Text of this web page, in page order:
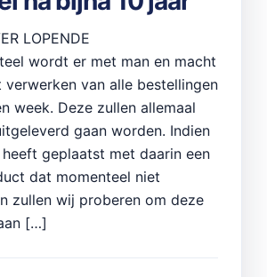
LOPENDE
wordt er met man en macht
van alle bestellingen
week. Deze zullen allemaal
gaan worden. Indien
geplaatst met daarin een
dat momenteel niet
zullen wij proberen om deze
[…]